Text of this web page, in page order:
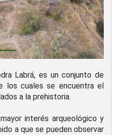
Labrá, es un conjunto de
los cuales se encuentra el
a la prehistoria.
interés arqueológico y
a que se pueden observar